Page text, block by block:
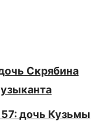
Скрябина
дочь Кузьмы